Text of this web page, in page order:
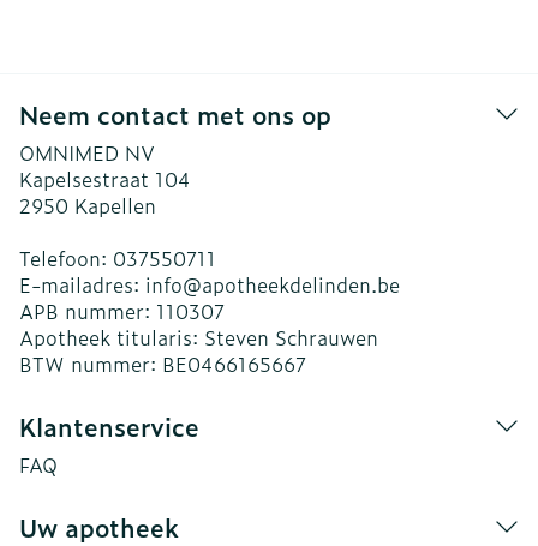
Neem contact met ons op
OMNIMED NV
Kapelsestraat 104
2950 Kapellen
Telefoon: 037550711
E-mailadres: info@apotheekdelinden.be
APB nummer: 110307
Apotheek titularis: Steven Schrauwen
BTW nummer: BE0466165667
Klantenservice
FAQ
Uw apotheek